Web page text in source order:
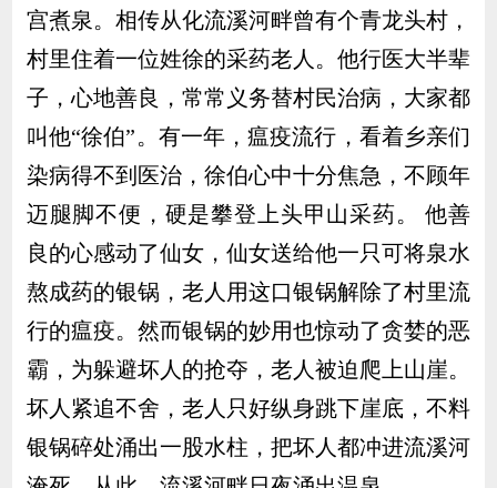
宫煮泉。相传从化流溪河畔曾有个青龙头村，
村里住着一位姓徐的采药老人。他行医大半辈
子，心地善良，常常义务替村民治病，大家都
叫他“徐伯”。有一年，瘟疫流行，看着乡亲们
染病得不到医治，徐伯心中十分焦急，不顾年
迈腿脚不便，硬是攀登上头甲山采药。 他善
良的心感动了仙女，仙女送给他一只可将泉水
熬成药的银锅，老人用这口银锅解除了村里流
行的瘟疫。然而银锅的妙用也惊动了贪婪的恶
霸，为躲避坏人的抢夺，老人被迫爬上山崖。
坏人紧追不舍，老人只好纵身跳下崖底，不料
银锅碎处涌出一股水柱，把坏人都冲进流溪河